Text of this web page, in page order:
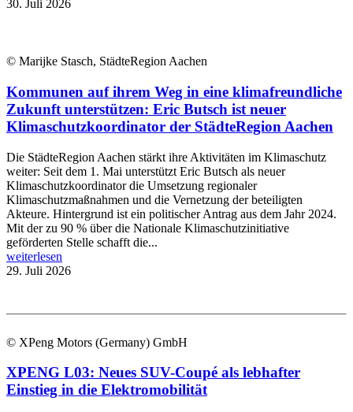
30. Juli 2026
© Marijke Stasch, StädteRegion Aachen
Kommunen auf ihrem Weg in eine klimafreundliche
Zukunft unterstützen: Eric Butsch ist neuer
Klimaschutzkoordinator der StädteRegion Aachen
Die StädteRegion Aachen stärkt ihre Aktivitäten im Klimaschutz
weiter: Seit dem 1. Mai unterstützt Eric Butsch als neuer
Klimaschutzkoordinator die Umsetzung regionaler
Klimaschutzmaßnahmen und die Vernetzung der beteiligten
Akteure. Hintergrund ist ein politischer Antrag aus dem Jahr 2024.
Mit der zu 90 % über die Nationale Klimaschutzinitiative
geförderten Stelle schafft die...
weiterlesen
29. Juli 2026
© XPeng Motors (Germany) GmbH
XPENG L03: Neues SUV-Coupé als lebhafter
Einstieg in die Elektromobilität